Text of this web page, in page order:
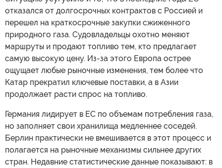
отказался от долгосрочных контрактов с Россией и
перешел на краткосрочные закупки сжиженного
природного газа. Судовладельцы охотно меняют
маршруты и продают топливо тем, кто предлагает
самую высокую цену. Из-за этого Европа острее
ощущает любые рыночные изменения, тем более что
Катар прекратил ключевые поставки, а в Азии
продолжает расти спрос на топливо.
Германия лидирует в ЕС по объемам потребления газа,
но заполняет свои хранилища медленнее соседей.
Берлин практически не вмешивается в этот процесс и
полагается на рыночные механизмы сильнее других
стран. Недавние статистические данные показывают: в